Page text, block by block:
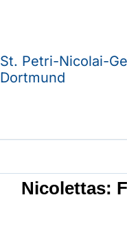
St. Petri-Nicolai-
Dortmund
Nicolettas: